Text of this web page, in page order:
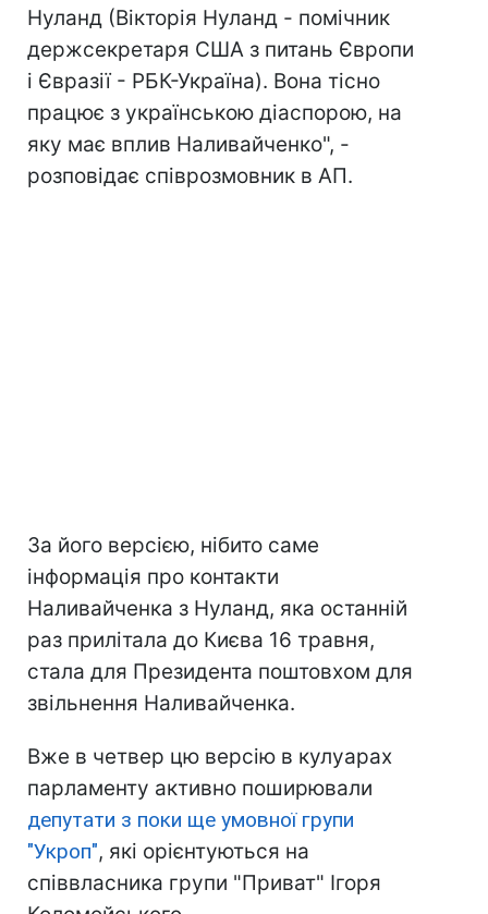
Нуланд (Вікторія Нуланд - помічник
держсекретаря США з питань Європи
і Євразії - РБК-Україна). Вона тісно
працює з українською діаспорою, на
яку має вплив Наливайченко", -
розповідає співрозмовник в АП.
За його версією, нібито саме
інформація про контакти
Наливайченка з Нуланд, яка останній
раз прилітала до Києва 16 травня,
стала для Президента поштовхом для
звільнення Наливайченка.
Вже в четвер цю версію в кулуарах
парламенту активно поширювали
депутати з поки ще умовної групи
"Укроп", які орієнтуються на
співвласника групи "Приват" Ігоря